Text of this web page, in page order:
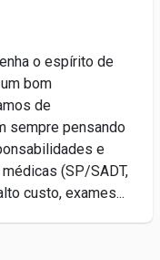
o espírito de
bom
de
sempre pensando
e
(SP/SADT,
custo, exames...